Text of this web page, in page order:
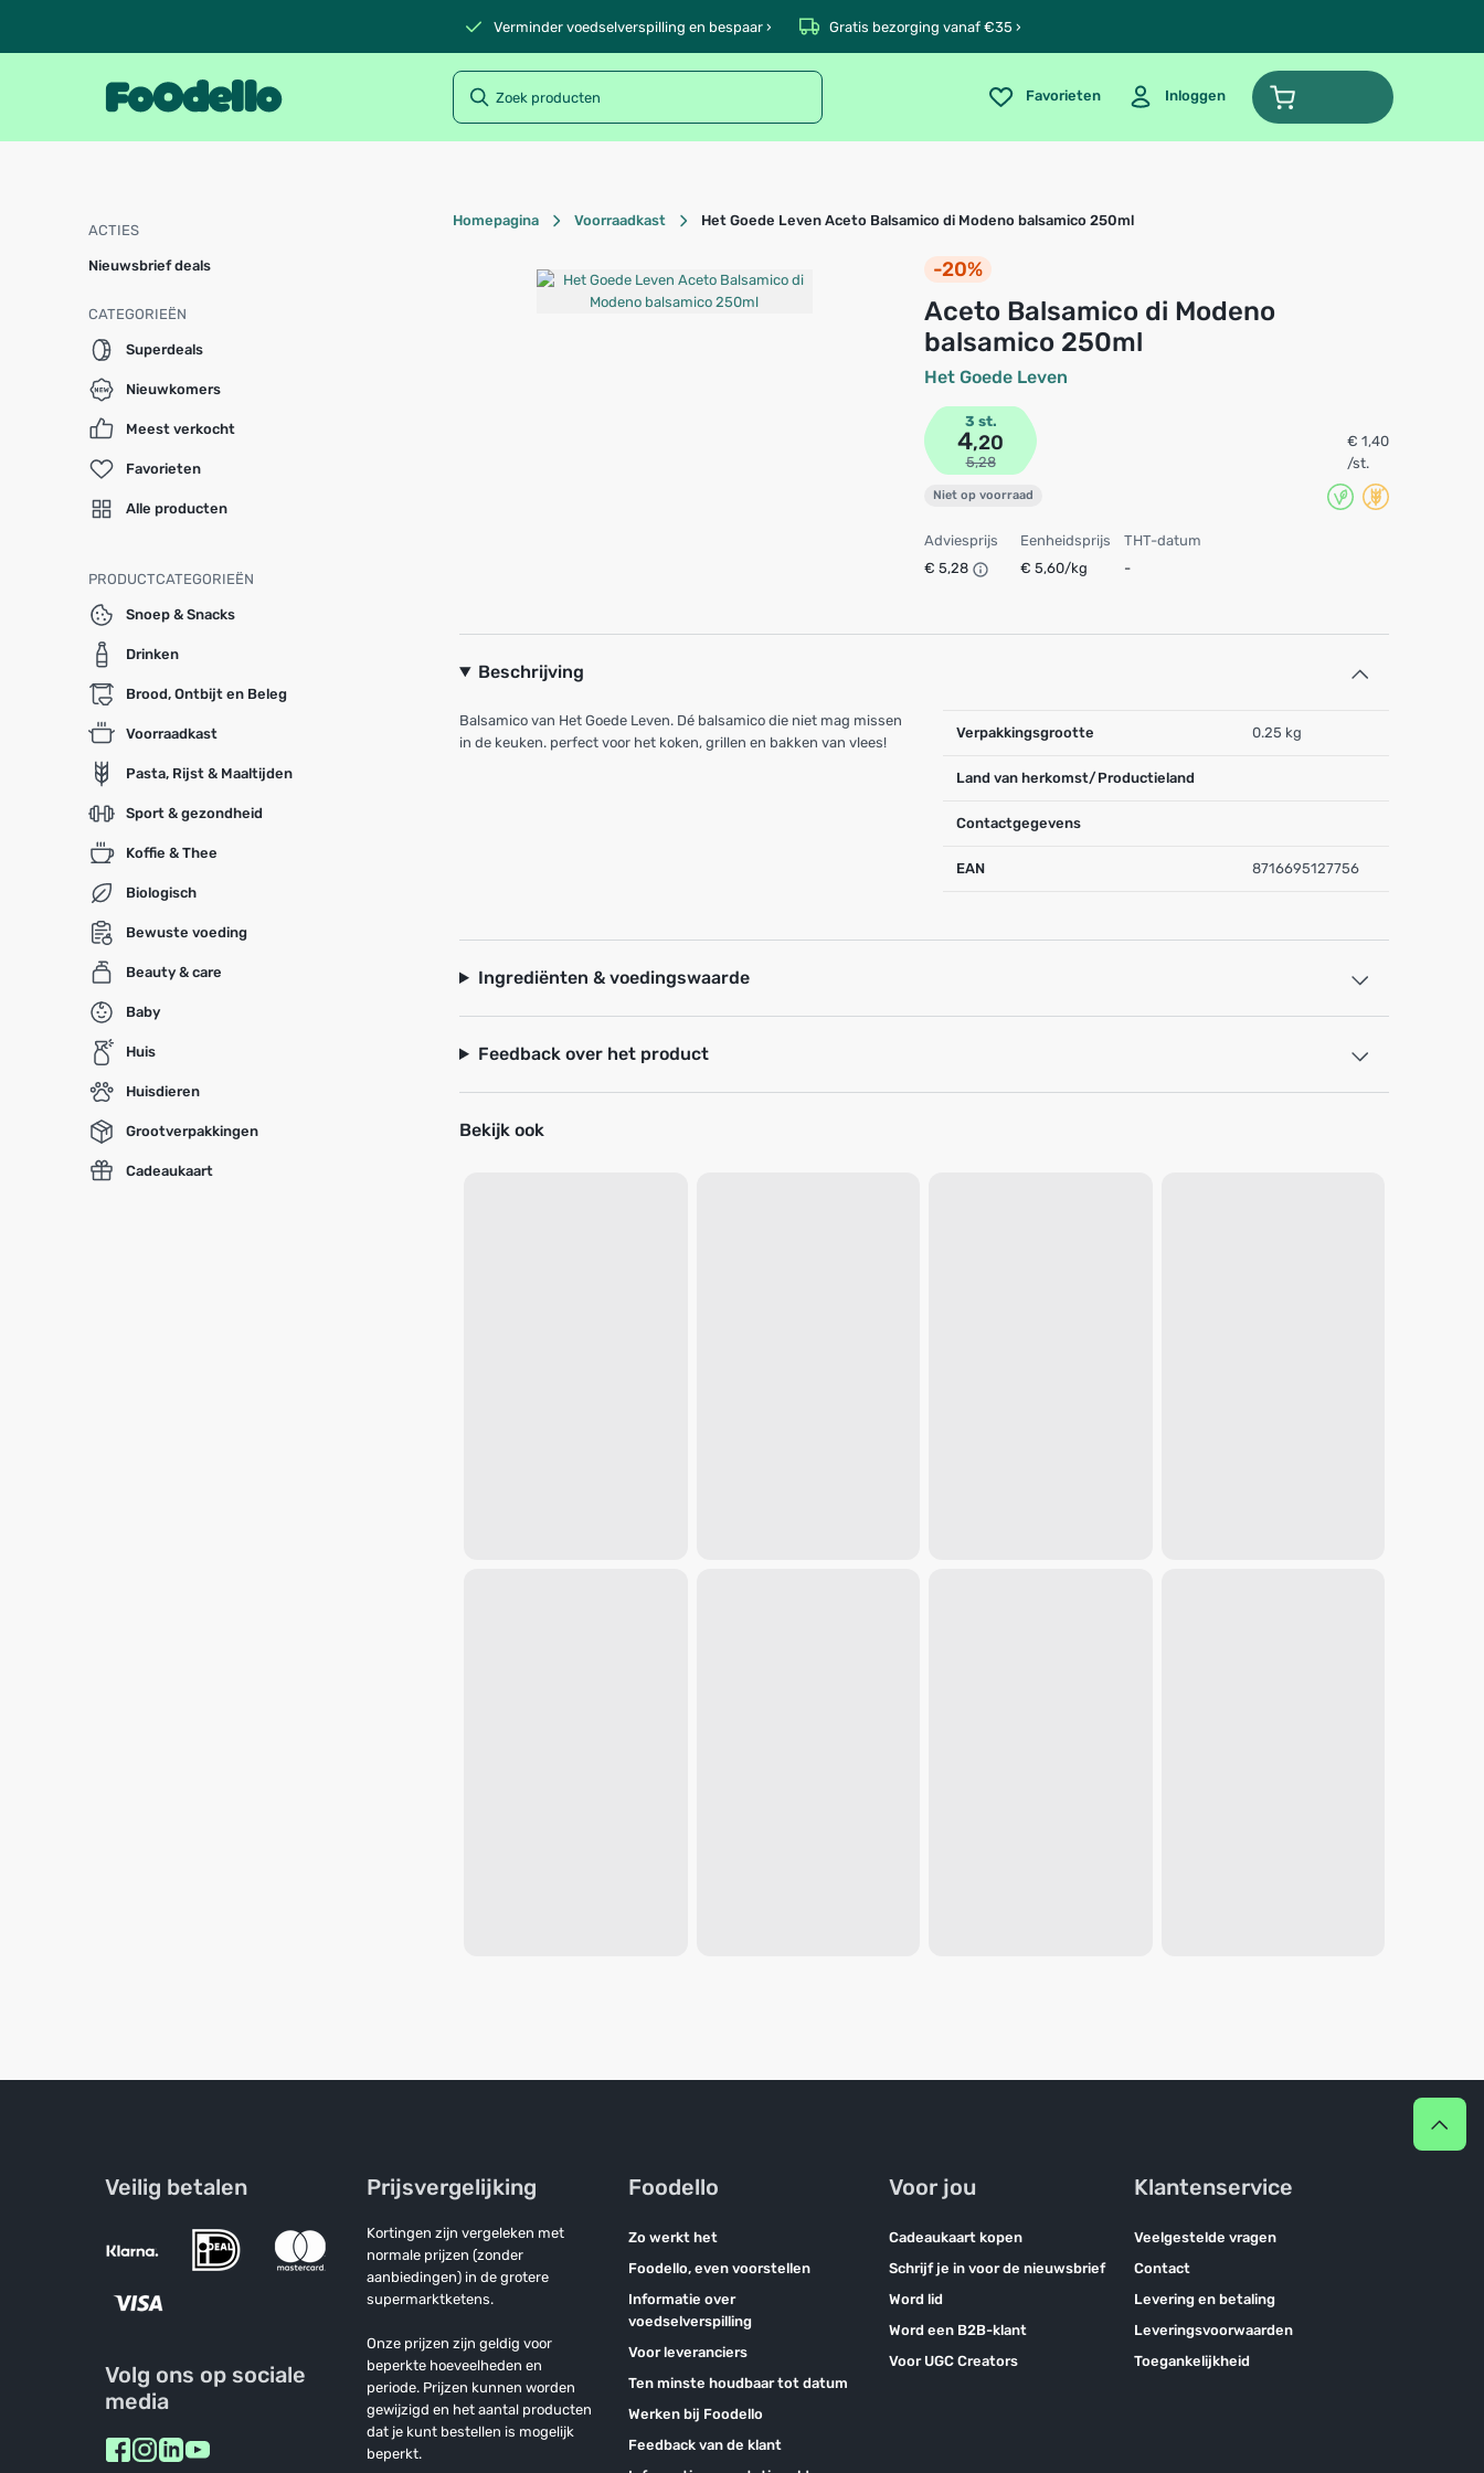
Verminder voedselverspilling en bespaar › Gratis bezorging vanaf €35 ›
Favorieten Inloggen
ACTIES
Nieuwsbrief deals
CATEGORIEËN
Superdeals
Nieuwkomers
Meest verkocht
Favorieten
Alle producten
PRODUCTCATEGORIEËN
Snoep & Snacks
Drinken
Brood, Ontbijt en Beleg
Voorraadkast
Pasta, Rijst & Maaltijden
Sport & gezondheid
Koffie & Thee
Biologisch
Bewuste voeding
Beauty & care
Baby
Huis
Huisdieren
Grootverpakkingen
Cadeaukaart
Homepagina Voorraadkast Het Goede Leven Aceto Balsamico di Modeno balsamico 250ml
-20%
Aceto Balsamico di Modeno
balsamico 250ml
Het Goede Leven
3 st.
4,20
5,28
€ 1,40
/st.
Niet op voorraad
Adviesprijs
€ 5,28
Eenheidsprijs
€ 5,60/kg
THT-datum
-
Beschrijving
Balsamico van Het Goede Leven. Dé balsamico die niet mag missen
in de keuken. perfect voor het koken, grillen en bakken van vlees!
Verpakkingsgrootte 0.25 kg
Land van herkomst/Productieland
Contactgegevens
EAN 8716695127756
Ingrediënten & voedingswaarde
Feedback over het product
Bekijk ook
Veilig betalen
Volg ons op sociale
media
Prijsvergelijking
Kortingen zijn vergeleken met
normale prijzen (zonder
aanbiedingen) in de grotere
supermarktketens.
Onze prijzen zijn geldig voor
beperkte hoeveelheden en
periode. Prijzen kunnen worden
gewijzigd en het aantal producten
dat je kunt bestellen is mogelijk
beperkt.
Foodello
Zo werkt het
Foodello, even voorstellen
Informatie over
voedselverspilling
Voor leveranciers
Ten minste houdbaar tot datum
Werken bij Foodello
Feedback van de klant
Voor jou
Cadeaukaart kopen
Schrijf je in voor de nieuwsbrief
Word lid
Word een B2B-klant
Voor UGC Creators
Klantenservice
Veelgestelde vragen
Contact
Levering en betaling
Leveringsvoorwaarden
Toegankelijkheid